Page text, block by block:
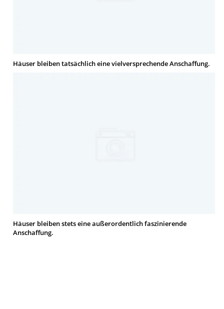
Häuser bleiben tatsächlich eine vielversprechende Anschaffung.
Häuser bleiben stets eine außerordentlich faszinierende
Anschaffung.